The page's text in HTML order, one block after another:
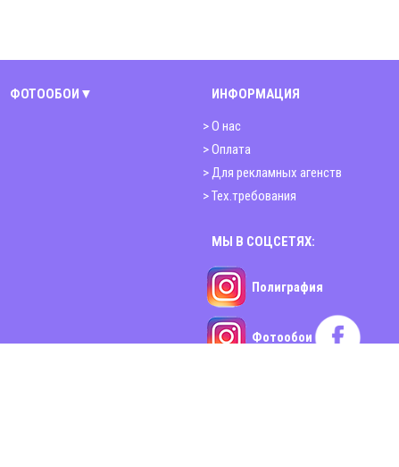
ФОТООБОИ
ИНФОРМАЦИЯ
> О нас
> Оплата
> Для рекламных агенств
> Тех.требования
МЫ В СОЦСЕТЯХ:
Полиграфия
Фотообои